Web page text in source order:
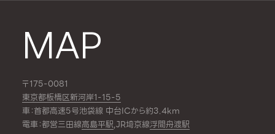
MAP
〒175-0081
東京都板橋区新河岸1-15-5
車：首都高速5号池袋線 中台ICから約3.4km
電車：都営三田線高島平駅,JR埼京線浮間舟渡駅